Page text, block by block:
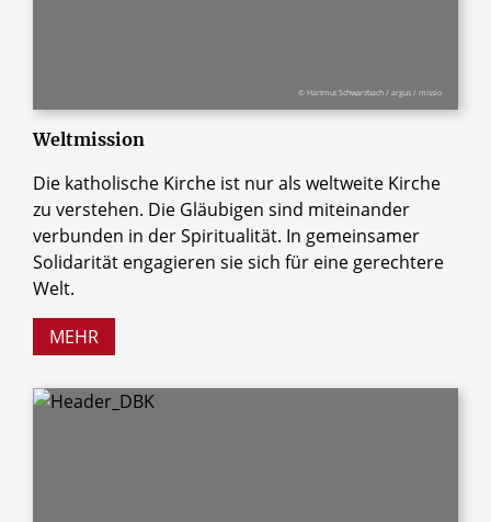
© Hartmut Schwarzbach / argus / missio
Weltmission
Die katholische Kirche ist nur als weltweite Kirche
zu verstehen. Die Gläubigen sind miteinander
verbunden in der Spiritualität. In gemeinsamer
Solidarität engagieren sie sich für eine gerechtere
Welt.
MEHR